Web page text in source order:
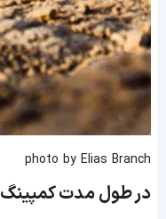
photo by Elias Branch
در طول مدت کمپینگ